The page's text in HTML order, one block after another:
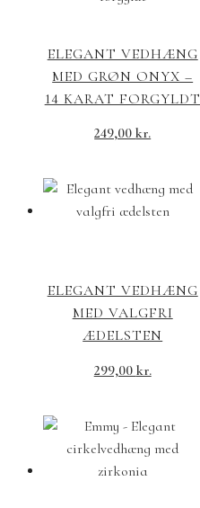
ELEGANT VEDHÆNG
MED GRØN ONYX –
14 KARAT FORGYLDT
249,00kr.
ELEGANT VEDHÆNG
MED VALGFRI
ÆDELSTEN
299,00 kr.